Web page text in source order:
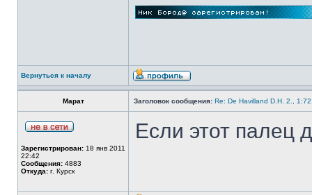
Вернуться к началу
Марат Заголовок сообщения: Re: De Havilland D.H. 2.,
Зарегистрирован: 18 янв 2011
22:42
Сообщения: 4883
Откуда: г. Курск
Если этот палец